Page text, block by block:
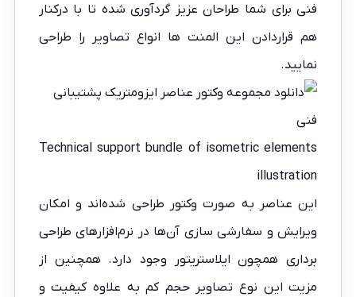
فنی برای شما طراحان عزیز گردآوری شده تا با درکنار
هم قراردادن این المنت ها انواع تصاویر را طراحی
نمایید.
Technical support bundle of isometric elements
illustration
این عناصر به صورت وکتور طراحی شده‌اند و امکان
ویرایش و سفارشی سازی آن‌ها در نرم‌افزارهای طراحی
برداری همچون ایلاستریتور وجود دارد. همچنین از
مزیت این نوع تصاویر حجم کم به علاوه کیفیت و